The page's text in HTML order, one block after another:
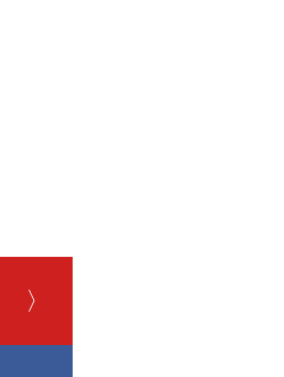
〉